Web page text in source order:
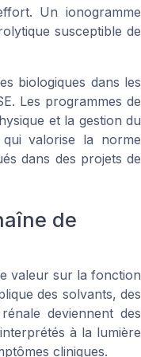
Un ionogramme
susceptible de
biologiques dans les
Les programmes de
et la gestion du
qui valorise la norme
dans des projets de
de
valeur sur la fonction
des solvants, des
deviennent des
à la lumière
cliniques.